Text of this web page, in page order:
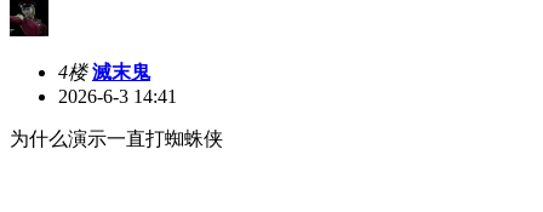
4楼 滅末鬼
2026-6-3 14:41
为什么演示一直打蜘蛛侠